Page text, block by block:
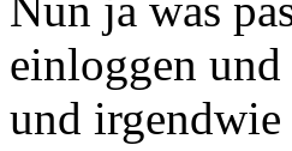
einloggen
und irgendwie